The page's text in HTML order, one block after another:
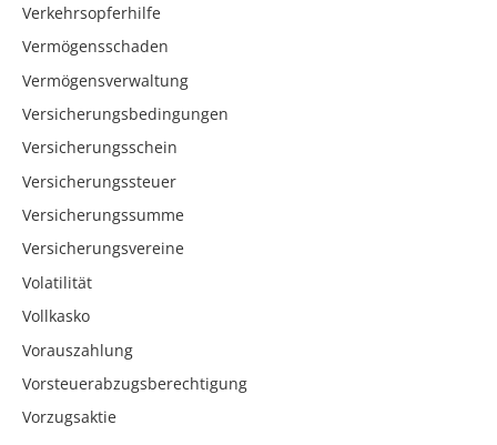
Verkehrsopferhilfe
Vermögensschaden
Vermögensverwaltung
Versicherungsbedingungen
Versicherungsschein
Versicherungssteuer
Versicherungssumme
Versicherungsvereine
Volatilität
Vollkasko
Vorauszahlung
Vorsteuerabzugsberechtigung
Vorzugsaktie